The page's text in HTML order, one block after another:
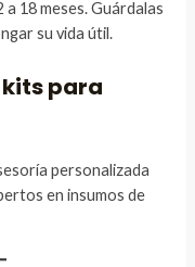
18 meses. Guárdalas
su vida útil.
para
personalizada
en insumos de